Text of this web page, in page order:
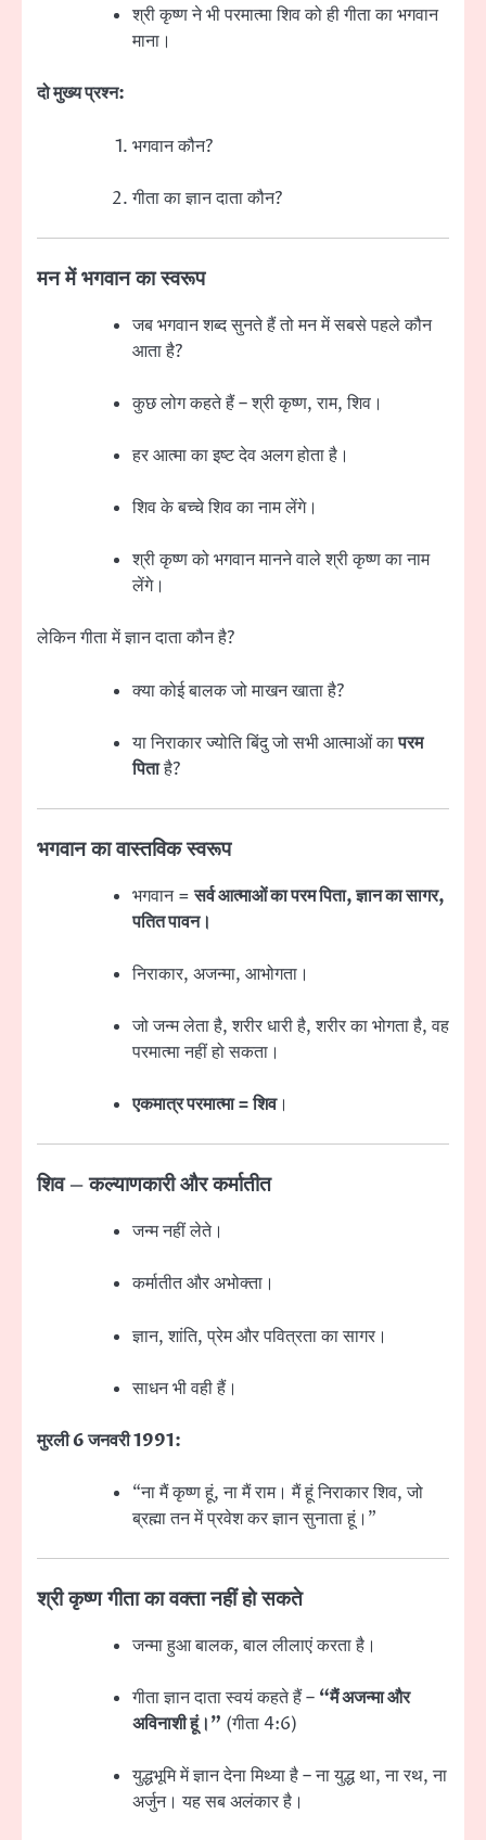
श्री कृष्ण ने भी परमात्मा शिव को ही गीता का भगवान
माना।
दो मुख्य प्रश्न:
भगवान कौन?
गीता का ज्ञान दाता कौन?
मन में भगवान का स्वरूप
जब भगवान शब्द सुनते हैं तो मन में सबसे पहले कौन
आता है?
कुछ लोग कहते हैं – श्री कृष्ण, राम, शिव।
हर आत्मा का इष्ट देव अलग होता है।
शिव के बच्चे शिव का नाम लेंगे।
श्री कृष्ण को भगवान मानने वाले श्री कृष्ण का नाम
लेंगे।
लेकिन गीता में ज्ञान दाता कौन है?
क्या कोई बालक जो माखन खाता है?
या निराकार ज्योति बिंदु जो सभी आत्माओं कापरम
पिताहै?
भगवान का वास्तविक स्वरूप
भगवान =सर्व आत्माओं का परम पिता, ज्ञान का सागर,
पतित पावन।
निराकार, अजन्मा, आभोगता।
जो जन्म लेता है, शरीर धारी है, शरीर का भोगता है, वह
परमात्मा नहीं हो सकता।
एकमात्र परमात्मा = शिव।
शिव – कल्याणकारी और कर्मातीत
जन्म नहीं लेते।
कर्मातीत और अभोक्ता।
ज्ञान, शांति, प्रेम और पवित्रता का सागर।
साधन भी वही हैं।
मुरली 6 जनवरी 1991:
“ना मैं कृष्ण हूं, ना मैं राम। मैं हूं निराकार शिव, जो
ब्रह्मा तन में प्रवेश कर ज्ञान सुनाता हूं।”
श्री कृष्ण गीता का वक्ता नहीं हो सकते
जन्मा हुआ बालक, बाल लीलाएं करता है।
गीता ज्ञान दाता स्वयं कहते हैं – “मैं अजन्मा और
अविनाशी हूं।” (गीता 4:6)
युद्धभूमि में ज्ञान देना मिथ्या है – ना युद्ध था, ना रथ, ना
अर्जुन। यह सब अलंकार है।